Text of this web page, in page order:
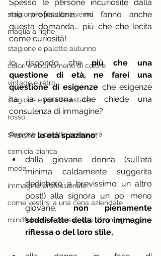
stagione e palette inverno
maglia a righe
stagione e palette autunno
colori e abbinamenti di colore
vintage e rètro
stagione e palette estate
rosso
stagione e palette primavera
camicia bianca
moda
immagine professionale
come vestirsi a una cena aziendale
mindfulness e consulenza d'immagine
Spesso le persone incuriosite dalla
mia professione, mi fanno anche
questa domanda... più che che lecita
come curiosità!
Io rispondo che più che una
questione di età, ne farei una
questione di esigenze che esigenze
ha la persona che chiede una
consulenza di immagine?
Perchè le età spaziano:
dalla giovane donna (sull'età
minima caldamente suggerita
dedicherò a brevissimo un altro
post!) alla signora un po' meno
giovane, non pienamente
soddisfatte della loro immagine
riflessa o del loro stile,